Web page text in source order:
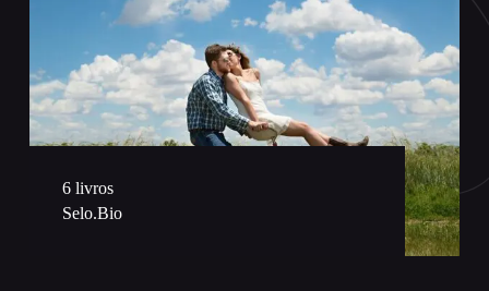
6 livros
Selo.Bio